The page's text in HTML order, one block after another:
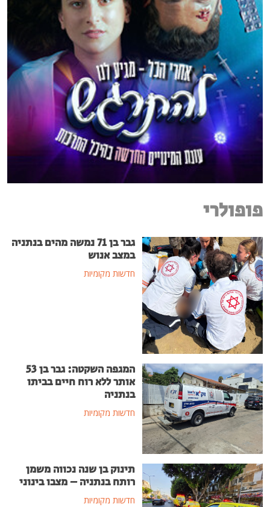
פופולרי
גבר בן 71 נמשה מהים בנתניה
במצב אנוש
חדשות מקומיות
המגפה השקטה: גבר בן 53
אותר ללא רוח חיים בביתו
בנתניה
חדשות מקומיות
תינוק בן שנה נכווה משמן
רותח בנתניה – מצבו בינוני
חדשות מקומיות